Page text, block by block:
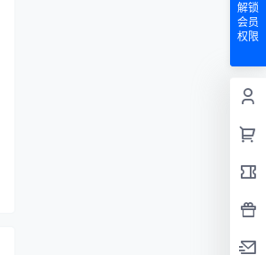
解锁
会员
权限